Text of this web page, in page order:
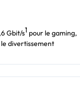
Gbit/s1 pour le gaming,
divertissement